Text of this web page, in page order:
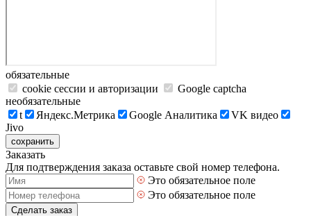
обязательные
cookie сессии и авторизации
Google captcha
необязательные
t
Яндекс.Метрика Google Аналитика
VK видео
Jivo
сохранить
Заказать
Для подтверждения заказа оставьте свой номер телефона.
Это обязательное поле
Это обязательное поле
Сделать заказ